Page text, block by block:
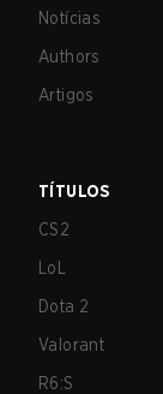
Notícias
Authors
Artigos
TÍTULOS
CS2
LoL
Dota 2
Valorant
R6:S